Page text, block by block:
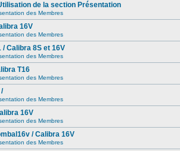
de la section Présentation
des Membres
16V
des Membres
/ Calibra 8S et 16V
des Membres
T16
des Membres
des Membres
16V
des Membres
/ Calibra 16V
des Membres